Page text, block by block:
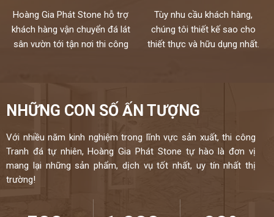
Hoàng Gia Phát Stone hỗ trợ
khách hàng vận chuyển đá lát
sân vườn tới tận nơi thi công
Tùy nhu cầu khách hàng,
chúng tôi thiết kế sao cho
thiết thực và hữu dụng nhất.
NHỮNG CON SỐ ẤN TƯỢNG
Với nhiều năm kinh nghiệm trong lĩnh vực sản xuất, thi công
Tranh đá tự nhiên, Hoàng Gia Phát Stone tự hào là đơn vị
mang lại những sản phẩm, dịch vụ tốt nhất, uy tín nhất thị
trường!